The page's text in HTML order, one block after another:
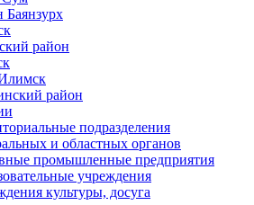
Баянзурх
район
район
подразделения
и областных органов
промышленные предприятия
учреждения
культуры, досуга